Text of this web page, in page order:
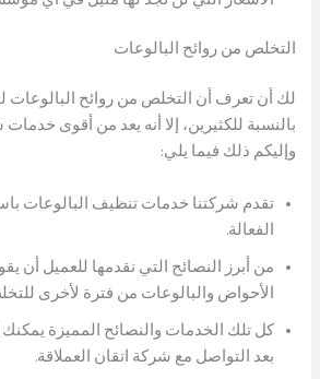
التخلص من روائح البالوعات
لك أن تعرف أن التخلص من روائح البالوعات
بالنسبة للكثيرين، إلا أنه يعد من أقوى
وإليكم ذلك فيما يلي:
تقدم شركتنا خدمات تنظيف البالوعات
الفعالة.
من أبرز النصائح التي نقدمها للعميل أن
الأحواض والبالوعات من فترة لأخرى
كل تلك الخدمات والنصائح المميزة
بعد التواصل مع شركة اتقان العملاقة.